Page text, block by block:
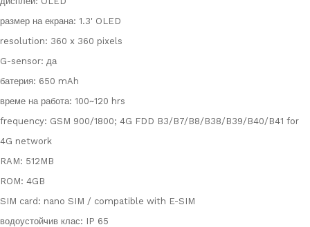
размер на екрана: 1.3' OLED
resolution: 360 x 360 pixels
G-sensor: да
батерия: 650 mAh
време на работа: 100~120 hrs
frequency: GSM 900/1800; 4G FDD B3/B7/B8/B38/B39/B40/B41 for
4G network
RAM: 512MB
ROM: 4GB
SIM card: nano SIM / compatible with E-SIM
водоустойчив клас: IP 65